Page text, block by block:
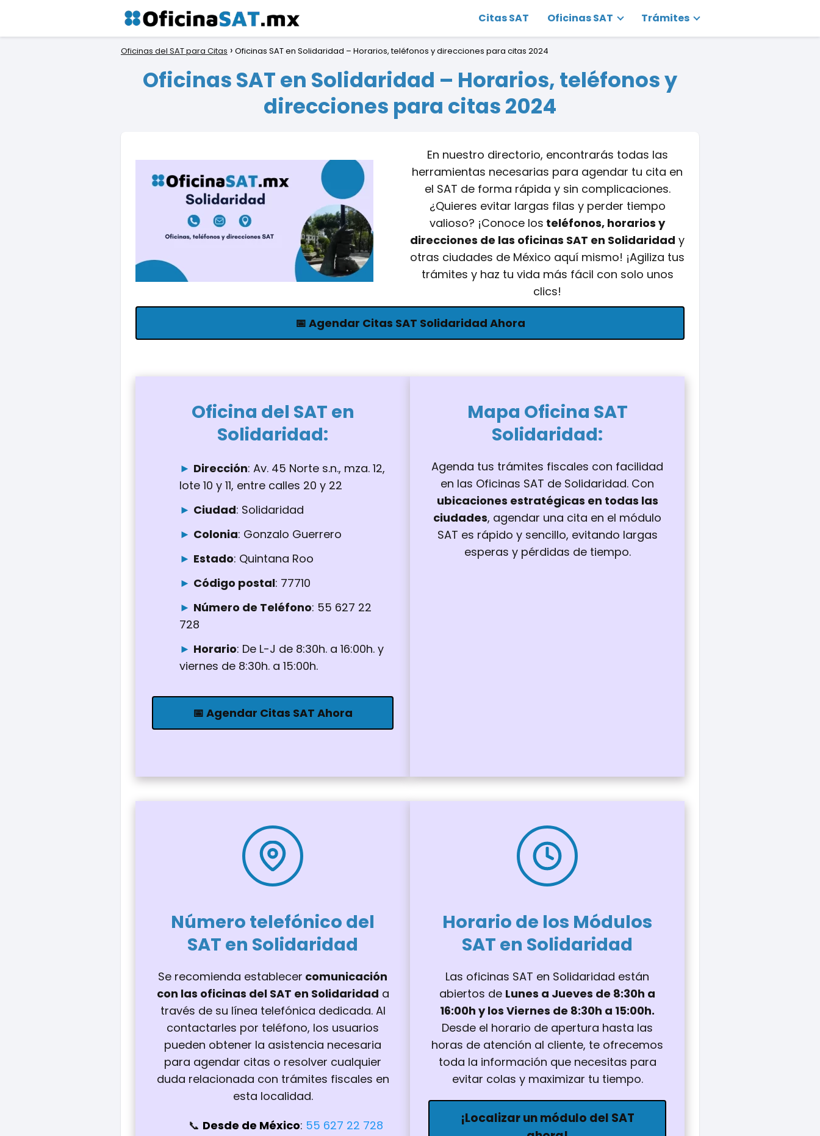
Citas SAT Oficinas SAT Trámites
Oficinas del SAT para Citas Oficinas SAT en Solidaridad – Horarios, teléfonos y direcciones para citas 2024
Oficinas SAT en Solidaridad – Horarios, teléfonos y
direcciones para citas 2024
En nuestro directorio, encontrarás todas las
herramientas necesarias para agendar tu cita en
el SAT de forma rápida y sin complicaciones.
¿Quieres evitar largas filas y perder tiempo
valioso? ¡Conoce los teléfonos, horarios y
direcciones de las oficinas SAT en Solidaridad y
otras ciudades de México aquí mismo! ¡Agiliza tus
trámites y haz tu vida más fácil con solo unos
clics!
📅 Agendar Citas SAT Solidaridad Ahora
Oficina del SAT en
Solidaridad:
Dirección: Av. 45 Norte s.n., mza. 12,
lote 10 y 11, entre calles 20 y 22
Ciudad: Solidaridad
Colonia: Gonzalo Guerrero
Estado: Quintana Roo
Código postal: 77710
Número de Teléfono: 55 627 22
728
Horario: De L-J de 8:30h. a 16:00h. y
viernes de 8:30h. a 15:00h.
📅 Agendar Citas SAT Ahora
Mapa Oficina SAT
Solidaridad:
Agenda tus trámites fiscales con facilidad
en las Oficinas SAT de Solidaridad. Con
ubicaciones estratégicas en todas las
ciudades, agendar una cita en el módulo
SAT es rápido y sencillo, evitando largas
esperas y pérdidas de tiempo.
Número telefónico del
SAT en Solidaridad
Se recomienda establecer comunicación
con las oficinas del SAT en Solidaridad a
través de su línea telefónica dedicada. Al
contactarles por teléfono, los usuarios
pueden obtener la asistencia necesaria
para agendar citas o resolver cualquier
duda relacionada con trámites fiscales en
esta localidad.
Desde de México: 55 627 22 728
Horario de los Módulos
SAT en Solidaridad
Las oficinas SAT en Solidaridad están
abiertos de Lunes a Jueves de 8:30h a
16:00h y los Viernes de 8:30h a 15:00h.
Desde el horario de apertura hasta las
horas de atención al cliente, te ofrecemos
toda la información que necesitas para
evitar colas y maximizar tu tiempo.
¡Localizar un módulo del SAT